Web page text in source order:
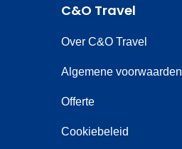
C&O Travel
Over C&O Travel
Algemene voorwaarden
Offerte
Cookiebeleid